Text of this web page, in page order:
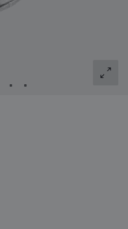
片 1
到幻灯片 2
转到幻灯片 3
转到幻灯片 4